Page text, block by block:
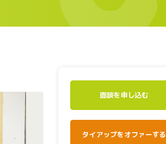
面談を申し込む
タイアップをオファーする